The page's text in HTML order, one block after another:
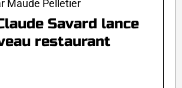
Maude Pelletier
Savard lance
restaurant